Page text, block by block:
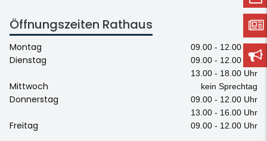
Öffnungszeiten Rathaus
Montag 09.00 - 12.00 Uhr
Dienstag
09.00 - 12.00 Uhr
13.00 - 18.00 Uhr
Mittwoch kein Sprechtag
Donnerstag
09.00 - 12.00 Uhr
13.00 - 16.00 Uhr
Freitag 09.00 - 12.00 Uhr